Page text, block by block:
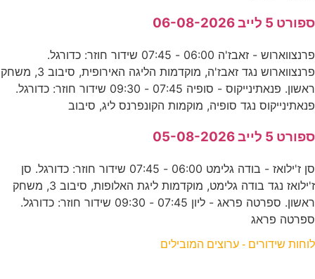
ספורט 5 לייב 06-08-2026
פרנצווארוש - זאבז'ה 06:00 - 07:45 שידור חוזר: כדורגל.
פרנצווארוש נגד זאבז'ה, מוקדמות הליגה האירופית, סיבוב 3, משחק
ראשון. פנאתינייקוס - סופיה 07:45 - 09:30 שידור חוזר: כדורגל.
פנאתינייקוס נגד סופיה, מוקמות הקונפרנס ליג, סיבוב
ספורט 5 לייב 05-08-2026
סן ז'ילואז - בודה גלימט 06:00 - 07:45 שידור חוזר: כדורגל. סן
ז'ילואז נגד בודה גלימט, מוקדמות ליגת האלופות, סיבוב 3, משחק
ראשון. ספרטה פראג - ליון 07:45 - 09:30 שידור חוזר: כדורגל.
ספרטה פראג
לוחות שידורים - ערוצים המובילים